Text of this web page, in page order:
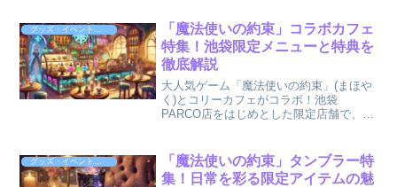
「魔法使いの約束」コラボカフェ
特集！池袋限定メニューと特典を
徹底解説
大人気ゲーム「魔法使いの約束」(まほや
く)とコリーカフェがコラボ！池袋
PARCO店をはじめとした限定店舗で、ゲ
ャラクターをイメージしたドリンクやフ
ード、期間限定の誕生日...
グッズ・イベント情報
「魔法使いの約束」タンブラー特
集！日常を彩る限定アイテムの魅